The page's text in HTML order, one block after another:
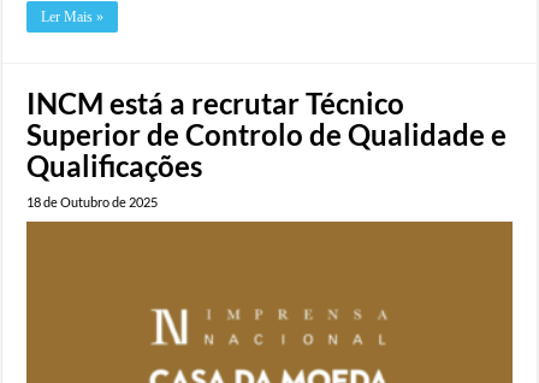
Ler Mais »
INCM está a recrutar Técnico
Superior de Controlo de Qualidade e
Qualificações
18 de Outubro de 2025